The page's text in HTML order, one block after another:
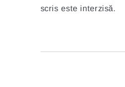
scris este interzisă.